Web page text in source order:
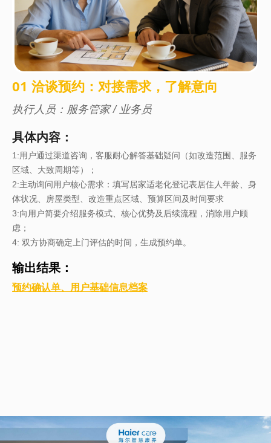
01 洽谈预约：对接需求，了解意向​
执行人员：服务管家 / 业务员
具体内容：
1:用户通过渠道咨询，客服耐心解答基础疑问（如改造范围、服务
区域、大致周期等）；​
2:主动询问用户核心需求：填写居家适老化登记表居住人年龄、身
体状况、房屋类型、改造重点区域、预算区间及时间要求
3:向用户简要介绍服务模式、核心优势及后续流程，消除用户顾
虑；
4:​ 双方协商确定上门评估的时间，生成预约单。
输出结果：
预约确认单、用户基础信息档案